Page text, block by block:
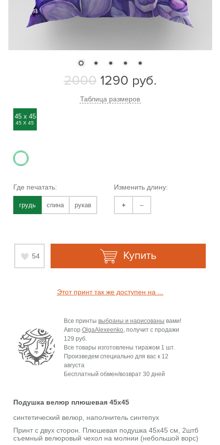
2000 1290 руб.
Таблица размеров
45 x 45
45 Х 45
Где печатать:
грудь спина рукав
Изменить длину:
+ –
54 Купить
Этот принт так же доступен на ...
Все принты выбраны и нарисованы вами!
Автор OlgaAlexeenko, получит с продажи
129 руб.
Все товары изготовлены тиражом 1 шт.
Произведем специально для вас к 12
августа
Бесплатный обмен/возврат 30 дней
Подушка велюр плюшевая 45х45
синтетический велюр, наполнитель синтепух
Принт с двух сторон. Плюшевая подушка 45х45 см, 2штб
съемный велюровый чехол на молнии (небольшой ворс)